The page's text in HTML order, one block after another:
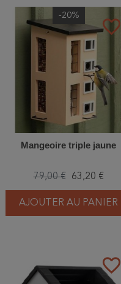
favorite_border
-20%
Mangeoire triple jaune
79,00 € 63,20 €
AJOUTER AU PANIER
favorite_border